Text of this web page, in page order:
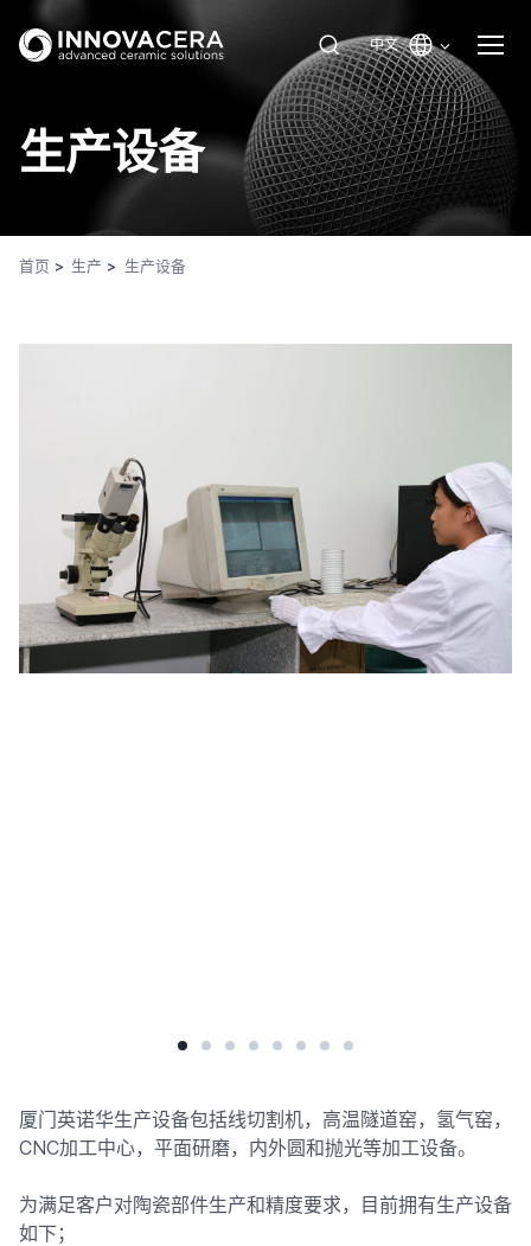
中文
生产设备
首页 生产 生产设备
厦门英诺华生产设备包括线切割机，高温隧道窑，氢气窑，
CNC加工中心，平面研磨，内外圆和抛光等加工设备。
为满足客户对陶瓷部件生产和精度要求，目前拥有生产设备
如下；